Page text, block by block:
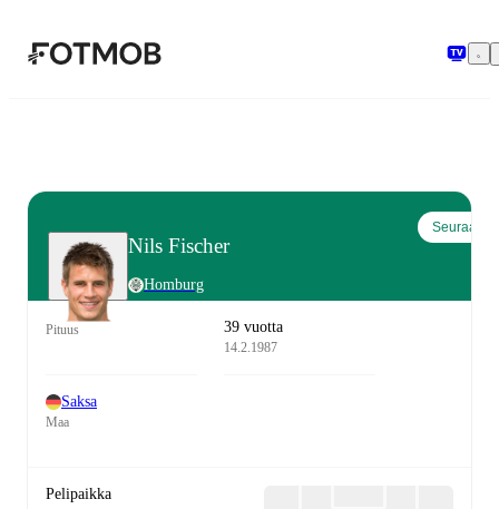
Nils Fischer
Homburg
Seuraa
Pituus 39 vuotta
14.2.1987
Saksa
Maa
Pelipaikka